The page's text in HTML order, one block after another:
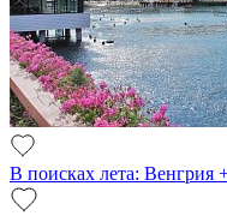
В поисках лета: Венгрия